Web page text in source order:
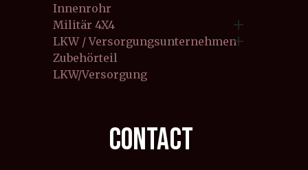
Innenrohr
Militär 4X4

LKW / Versorgungsunternehmen
Zubehörteil
LKW/Versorgung
CONTACT